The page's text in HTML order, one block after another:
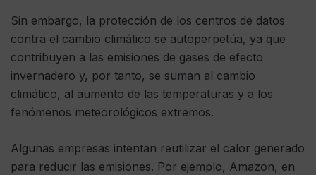
Sin embargo, la protección de los centros de datos
contra el cambio climático se autoperpetúa, ya que
contribuyen a las emisiones de gases de efecto
invernadero y, por tanto, se suman al cambio
climático, al aumento de las temperaturas y a los
fenómenos meteorológicos extremos.
Algunas empresas intentan reutilizar el calor generado
para reducir las emisiones. Por ejemplo, Amazon, en